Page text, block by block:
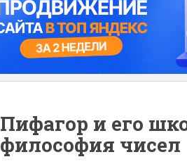
Пифагор и его
философия чисел